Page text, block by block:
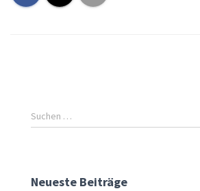
Suchen …
Neueste Beiträge